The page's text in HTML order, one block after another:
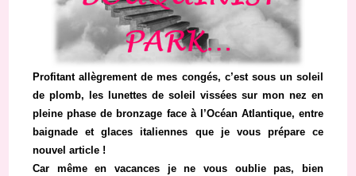
Profitant allègrement de mes congés, c’est sous un soleil
de plomb, les lunettes de soleil vissées sur mon nez en
pleine phase de bronzage face à l’Océan Atlantique, entre
baignade et glaces italiennes que je vous prépare ce
nouvel article !
Car même en vacances je ne vous oublie pas, bien